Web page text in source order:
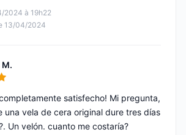
2024 à 19h22
13/04/2024
satisfecho! Mi pregunta,
una vela de cera original dure tres días
Un velón. cuanto me costaría?